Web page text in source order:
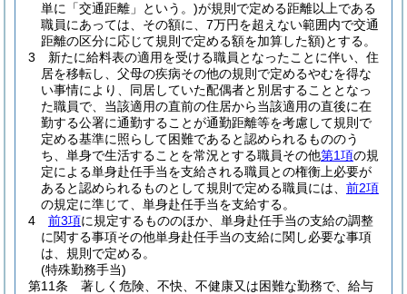
単に「交通距離」という。)が規則で定める距離以上である
職員にあっては、その額に、7万円を超えない範囲内で交通
距離の区分に応じて規則で定める額を加算した額)とする。
3
新たに給料表の適用を受ける職員となったことに伴い、住
居を移転し、父母の疾病その他の規則で定めるやむを得な
い事情により、同居していた配偶者と別居することとなっ
た職員で、当該適用の直前の住居から当該適用の直後に在
勤する公署に通勤することが通勤距離等を考慮して規則で
定める基準に照らして困難であると認められるもののう
ち、単身で生活することを常況とする職員その他第1項の規
定による単身赴任手当を支給される職員との権衡上必要が
あると認められるものとして規則で定める職員には、 前2項
の規定に準じて、単身赴任手当を支給する。
4
前3項に規定するもののほか、単身赴任手当の支給の調整
に関する事項その他単身赴任手当の支給に関し必要な事項
は、規則で定める。
(特殊勤務手当)
第11条
著しく危険、不快、不健康又は困難な勤務で、給与